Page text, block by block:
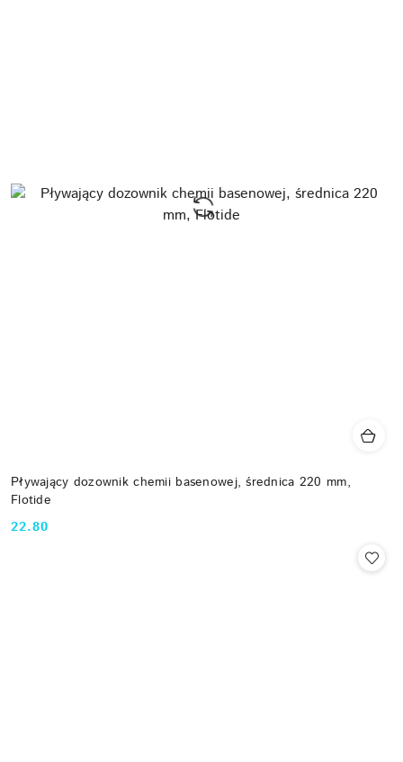
Pływający dozownik chemii basenowej, średnica 220 mm,
Flotide
Cena:
22.80